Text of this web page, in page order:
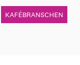
KAFÉBRANSCHEN